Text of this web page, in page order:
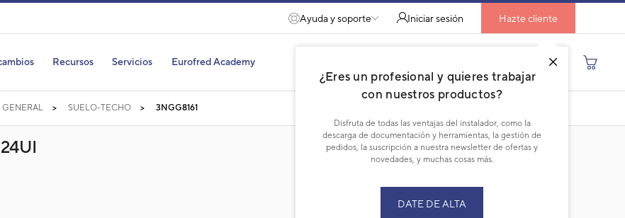
Ayuda y soporte Iniciar sesión
¿Eres un profesional y quieres trabajar
con nuestros productos?
Disfruta de todas las ventajas del instalador, como la
descarga de documentación y herramientas, la gestión de
pedidos, la suscripción a nuestra newsletter de ofertas y
novedades, y muchas cosas más.
DATE DE ALTA
Hazte cliente
Recursos Servicios Eurofred Academy
GENERAL SUELO-TECHO 3NGG8161